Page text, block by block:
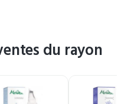
du rayon